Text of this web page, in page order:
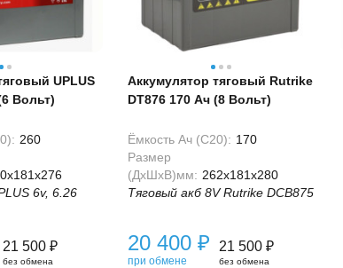
UPLUS
Вольт)
260
6v, 6.26
21 500 ₽
без обмена
Аккумулятор тяговый Rutrike
DT876 170 Ач (8 Вольт)
Ёмкость Ач (С20): 170
Размер
(ДхШхВ)мм: 262x181x280
Тяговый акб 8V Rutrike DCB875
20 400 ₽
при обмене
21 500 ₽
без обмена